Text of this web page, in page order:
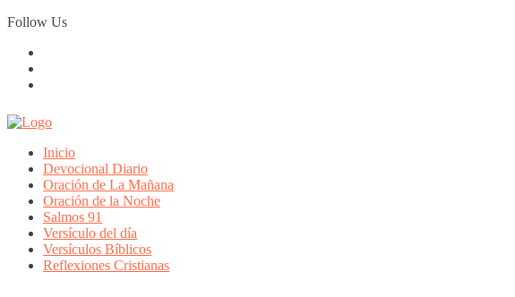
Skip
to
Follow Us
Inicio
Devocional Diario
Oración de La Mañana
Oración de la Noche
Salmos 91
Versículo del día
Versículos Bíblicos
Reflexiones Cristianas